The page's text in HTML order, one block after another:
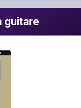
guitare